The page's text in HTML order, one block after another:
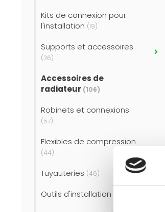
Kits de connexion pour
l'installation (19)
Supports et accessoires
(36)
Accessoires de
radiateur (106)
Robinets et connexions
(57)
Flexibles de compression
(44)
Tuyauteries (46)
Outils d'installation